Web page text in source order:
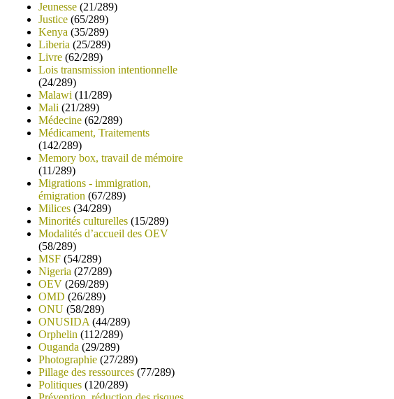
Jeunesse (21/289)
Justice (65/289)
Kenya (35/289)
Liberia (25/289)
Livre (62/289)
Lois transmission intentionnelle
(24/289)
Malawi (11/289)
Mali (21/289)
Médecine (62/289)
Médicament, Traitements
(142/289)
Memory box, travail de mémoire
(11/289)
Migrations - immigration,
émigration (67/289)
Milices (34/289)
Minorités culturelles (15/289)
Modalités d’accueil des OEV
(58/289)
MSF (54/289)
Nigeria (27/289)
OEV (269/289)
OMD (26/289)
ONU (58/289)
ONUSIDA (44/289)
Orphelin (112/289)
Ouganda (29/289)
Photographie (27/289)
Pillage des ressources (77/289)
Politiques (120/289)